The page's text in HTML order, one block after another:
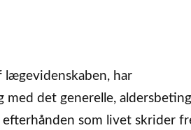
lægevidenskaben, har
det generelle,
som livet skrider